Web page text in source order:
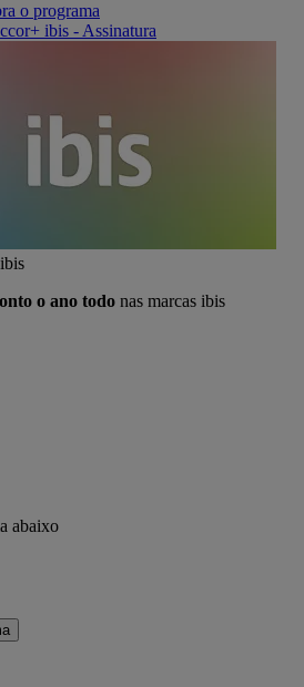
o programa
ibis - Assinatura
o ano todo nas marcas ibis
abaixo